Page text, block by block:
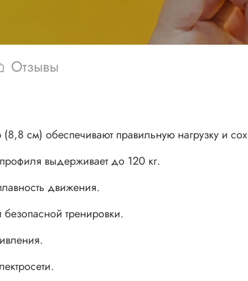
Отзывы
см) обеспечивают правильную нагрузку и
выдерживает до 120 кг.
движения.
тренировки.